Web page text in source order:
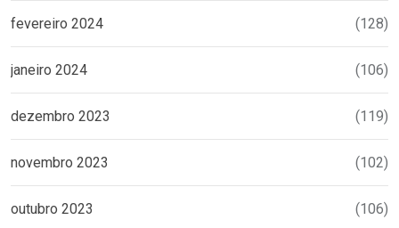
fevereiro 2024 (128)
janeiro 2024 (106)
dezembro 2023 (119)
novembro 2023 (102)
outubro 2023 (106)